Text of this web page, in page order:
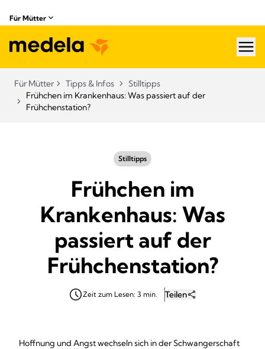
Für Mütter
Für Mütter Tipps & Infos
Stilltipps
Frühchen im Krankenhaus: Was passiert auf der
Frühchenstation?
Stilltipps
Frühchen im
Krankenhaus: Was
passiert auf der
Frühchenstation?
Zeit zum Lesen: 3 min. Teilen
Hoffnung und Angst wechseln sich in der Schwangerschaft